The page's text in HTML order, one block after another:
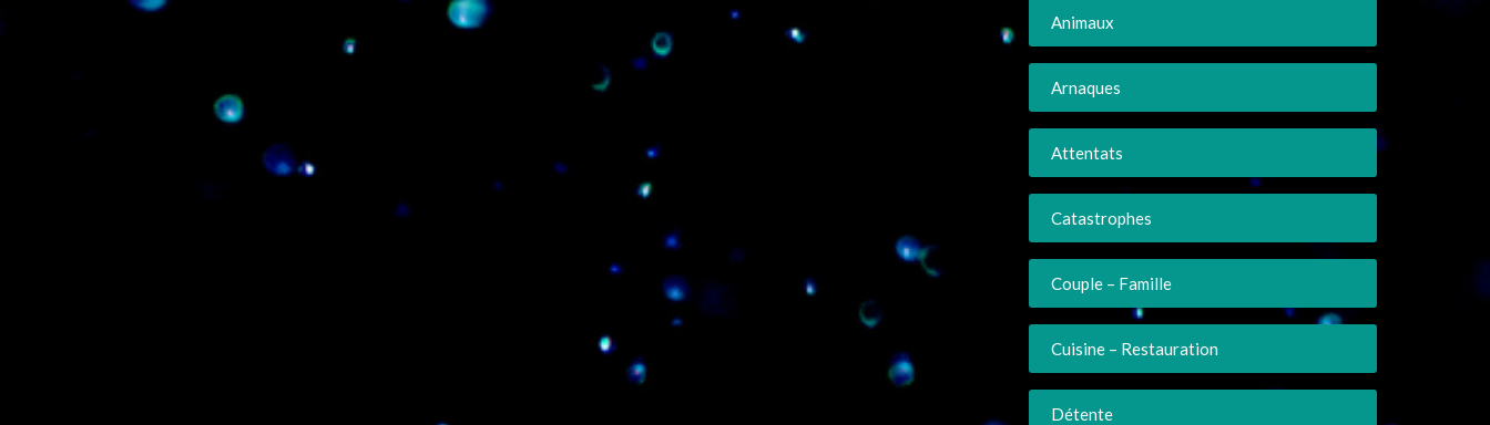
Animaux
Arnaques
Attentats
Catastrophes
Couple – Famille
Cuisine – Restauration
Détente